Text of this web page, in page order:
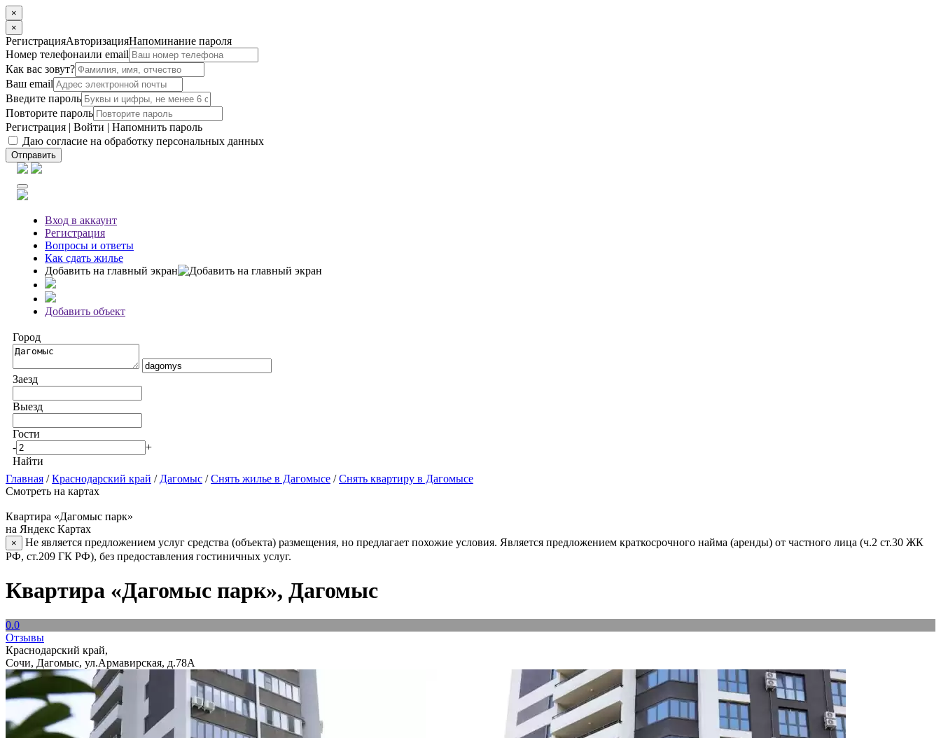
×
×
РегистрацияАвторизацияНапоминание пароля
Номер телефонаили email
Как вас зовут?
Ваш email
Введите пароль
Повторите пароль
Регистрация | Войти | Напомнить пароль
Даю согласие на обработку персональных данных
Отправить
Вход в аккаунт
Регистрация
Вопросы и ответы
Как сдать жилье
Добавить на главный экран
Добавить объект
Город
Заезд
Выезд
Гости
-
+
Найти
Главная /Краснодарский край / Дагомыс /Снять жилье в Дагомысе /Снять квартиру в Дагомысе
Смотреть на картах
Квартира «Дагомыс парк»
на Яндекс Картах
×
Не является предложением услуг средства (объекта) размещения, но предлагает похожие условия. Является предложением краткосрочного найма (аренды) от частного лица (ч.2 ст.30 ЖК
РФ, ст.209 ГК РФ), без предоставления гостиничных услуг.
Квартира «Дагомыс парк», Дагомыс
0.0
Отзывы
Краснодарский край,
Сочи, Дагомыс, ул.Армавирская, д.78А